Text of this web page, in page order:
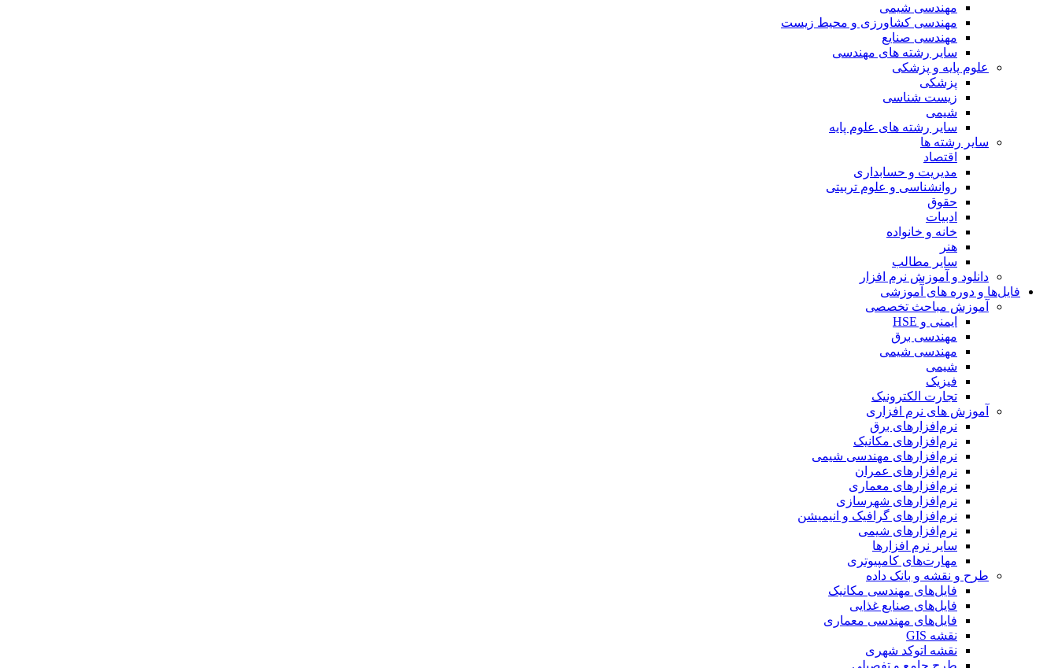
مهندسی شیمی
مهندسی کشاورزی و محیط زیست
مهندسی صنایع
سایر رشته های مهندسی
علوم پایه و پزشکی
پزشکی
زیست شناسی
شیمی
سایر رشته های علوم پایه
سایر رشته ها
اقتصاد
مدیریت و حسابداری
روانشناسی و علوم تربیتی
حقوق
ادبیات
خانه و خانواده
هنر
سایر مطالب
دانلود و آموزش نرم افزار
فایل‌ها و دوره های آموزشی
آموزش مباحث تخصصی
ایمنی و HSE
مهندسی برق
مهندسی شیمی
شیمی
فیزیک
تجارت الکترونیک
آموزش های نرم افزاری
نرم‌افزارهای برق
نرم‌افزارهای مکانیک
نرم‌افزارهای مهندسی شیمی
نرم‌افزارهای عمران
نرم‌افزارهای معماری
نرم‌افزارهای شهرسازی
نرم‌افزارهای گرافیک و انیمیشن
نرم‌افزارهای شیمی
سایر نرم افزارها
مهارت‌های کامپیوتری
طرح و نقشه و بانک داده
فایل‌های مهندسی مکانیک
فایل‌های صنایع غذایی
فایل‌های مهندسی معماری
نقشه GIS
نقشه اتوکد شهری
طرح جامع و تفصیلی